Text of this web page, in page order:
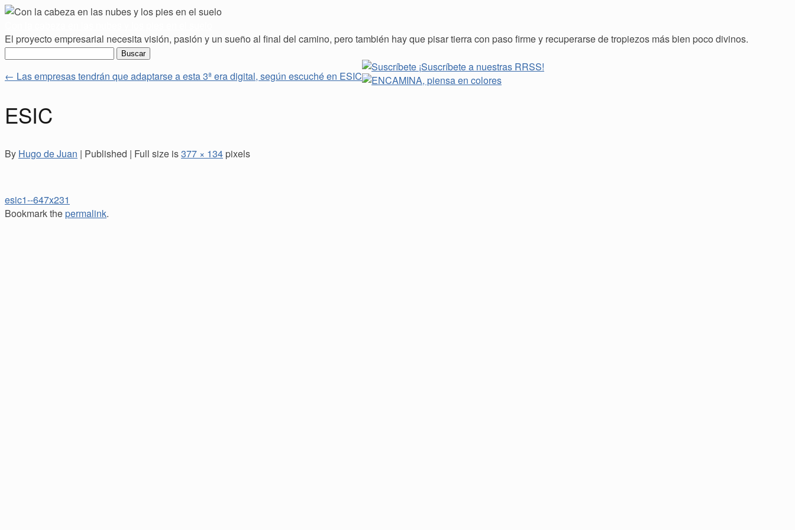
El proyecto empresarial necesita visión, pasión y un sueño al final del camino, pero también hay que pisar tierra con paso firme y recuperarse de tropiezos más bien poco divinos.
Buscar:
← Las empresas tendrán que adaptarse a esta 3ª era digital, según escuché en ESIC
ESIC
By Hugo de Juan | Published | Full size is377 × 134 pixels
esic1--647x231
Bookmark thepermalink.
¡Suscríbete a nuestras RRSS!